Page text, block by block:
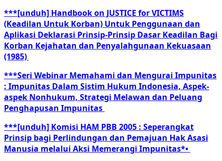
***[unduh] Handbook on JUSTICE for VICTIMS
(Keadilan Untuk Korban) Untuk Penggunaan dan
Aplikasi Deklarasi Prinsip-Prinsip Dasar Keadilan Bagi
Korban Kejahatan dan Penyalahgunaan Kekuasaan
(1985)
***Seri Webinar Memahami dan Mengurai Impunitas
: Impunitas Dalam Sistim Hukum Indonesia, Aspek-
aspek Nonhukum, Strategi Melawan dan Peluang
Penghapusan Impunitas
***[unduh] Komisi HAM PBB 2005 : Seperangkat
Prinsip bagi Perlindungan dan Pemajuan Hak Asasi
Manusia melalui Aksi Memerangi Impunitas*•